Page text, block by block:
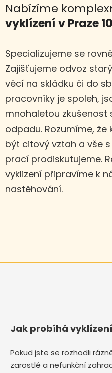
Nabízíme
vyklízení v Praze 10
Specializujeme se
Zajišťujeme odvoz
věcí na skládku či do
pracovníky je spoleh,
mnohaletou zkušenost
odpadu. Rozumíme,
být citový vztah a vše
prací prodiskutujeme.
vyklizení připravíme k
nastěhování.
Jak probíhá
Pokud jste se rozhodli
zarostlé a nefunkční